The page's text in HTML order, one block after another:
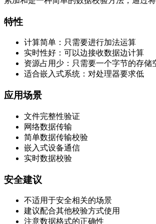
特性
计算简单：只需要进行加法运算
实时性好：可以边接收数据边计算
资源占用少：只需要一个字节的存储
适合嵌入式系统：对处理器要求低
应用场景
文件完整性验证
网络数据传输
简单数据传输校验
嵌入式设备通信
实时数据校验
安全建议
不适用于安全相关的场景
建议配合其他校验方式使用
注意数据格式的正确性